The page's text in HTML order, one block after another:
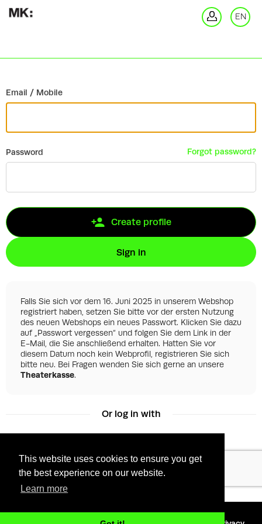
This website uses cookies to ensure you get
the best experience on our website.
Learn more
EN
Email / Mobile
Password Forgot password?
Create profile
Sign in
Falls Sie sich vor dem 16. Juni 2025 in unserem Webshop
registriert haben, setzen Sie bitte vor der ersten Nutzung
des neuen Webshops ein neues Passwort. Klicken Sie dazu
auf „Passwort vergessen“ und folgen Sie dem Link in der
E-Mail, die Sie anschließend erhalten. Hatten Sie vor
diesem Datum noch kein Webprofil, registrieren Sie sich
bitte neu. Bei Fragen wenden Sie sich gerne an unsere
Theaterkasse.
Or log in with
Facebook